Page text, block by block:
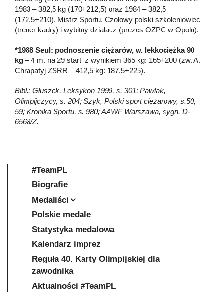
1983 – 382,5 kg (170+212,5) oraz 1984 – 382,5
(172,5+210). Mistrz Sportu. Czołowy polski szkoleniowiec
(trener kadry) i wybitny działacz (prezes OZPC w Opolu).
*1988 Seul: podnoszenie ciężarów, w. lekkociężka 90
kg – 4 m. na 29 start. z wynikiem 365 kg: 165+200 (zw. A.
Chrapatyj ZSRR – 412,5 kg: 187,5+225).
Bibl.: Głuszek, Leksykon 1999, s. 301; Pawlak,
Olimpijczycy, s. 204; Szyk, Polski sport ciężarowy, s.50,
59; Kronika Sportu, s. 980; AAWF Warszawa, sygn. D-
6568/Z.
#TeamPL
Biografie
Medaliści
Polskie medale
Statystyka medalowa
Kalendarz imprez
Reguła 40. Karty Olimpijskiej dla
zawodnika
Aktualności #TeamPL